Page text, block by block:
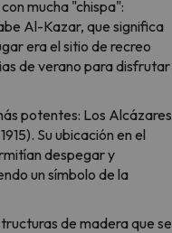
mucha "chispa":
Al-Kazar, que significa
era el sitio de recreo
de verano para disfrutar
potentes: Los Alcázares
Su ubicación en el
despegar y
un símbolo de la
de madera que se